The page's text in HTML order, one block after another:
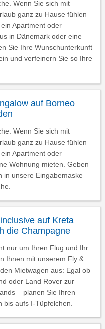
Wenn Sie sich mit
ganz zu Hause fühlen
Apartment oder
in Dänemark oder eine
Sie Ihre Wunschunterkunft
und verfeinern Sie so Ihre
auf Borneo
Wenn Sie sich mit
ganz zu Hause fühlen
Apartment oder
Wohnung mieten. Geben
in unsere Eingabemaske
auf Kreta
die Champagne
nur um Ihren Flug und Ihr
Ihnen mit unserem Fly &
Mietwagen aus: Egal ob
oder Land Rover zur
– planen Sie Ihren
bis aufs I-Tüpfelchen.